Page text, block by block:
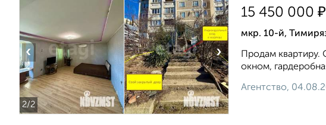
2/2
‹ ›
15 450 000 ₽
мкр. 10-й,
Продам квартиру.
окном,
Агентство,